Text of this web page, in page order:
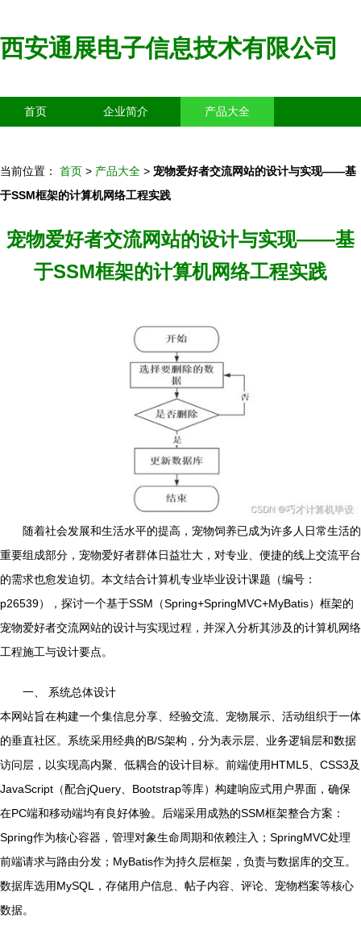
西安通展电子信息技术有限公司
首页 企业简介 产品大全
当前位置： 首页 > 产品大全 > 宠物爱好者交流网站的设计与实现——基
于SSM框架的计算机网络工程实践
宠物爱好者交流网站的设计与实现——基
于SSM框架的计算机网络工程实践
随着社会发展和生活水平的提高，宠物饲养已成为许多人日常生活的
重要组成部分，宠物爱好者群体日益壮大，对专业、便捷的线上交流平台
的需求也愈发迫切。本文结合计算机专业毕业设计课题（编号：
p26539），探讨一个基于SSM（Spring+SpringMVC+MyBatis）框架的
宠物爱好者交流网站的设计与实现过程，并深入分析其涉及的计算机网络
工程施工与设计要点。
一、 系统总体设计
本网站旨在构建一个集信息分享、经验交流、宠物展示、活动组织于一体
的垂直社区。系统采用经典的B/S架构，分为表示层、业务逻辑层和数据
访问层，以实现高内聚、低耦合的设计目标。前端使用HTML5、CSS3及
JavaScript（配合jQuery、Bootstrap等库）构建响应式用户界面，确保
在PC端和移动端均有良好体验。后端采用成熟的SSM框架整合方案：
Spring作为核心容器，管理对象生命周期和依赖注入；SpringMVC处理
前端请求与路由分发；MyBatis作为持久层框架，负责与数据库的交互。
数据库选用MySQL，存储用户信息、帖子内容、评论、宠物档案等核心
数据。